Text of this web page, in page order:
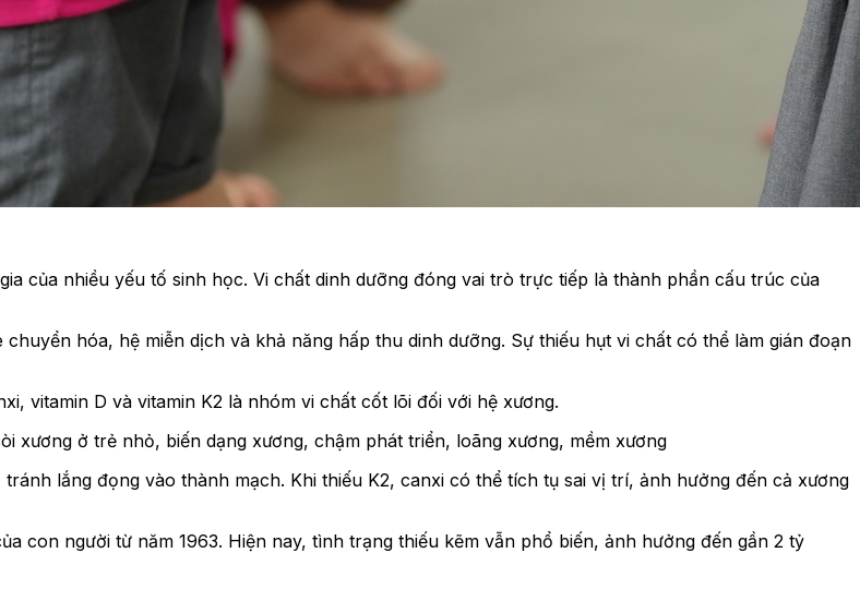
của nhiều yếu tố sinh học. Vi chất dinh dưỡng đóng vai trò trực tiếp là thành phần cấu trúc của
hóa, hệ miễn dịch và khả năng hấp thu dinh dưỡng. Sự thiếu hụt vi chất có thể làm gián đoạn
vitamin D và vitamin K2 là nhóm vi chất cốt lõi đối với hệ xương.
ở trẻ nhỏ, biến dạng xương, chậm phát triển, loãng xương, mềm xương
lắng đọng vào thành mạch. Khi thiếu K2, canxi có thể tích tụ sai vị trí, ảnh hưởng đến cả xương
con người từ năm 1963. Hiện nay, tình trạng thiếu kẽm vẫn phổ biến, ảnh hưởng đến gần 2 tỷ